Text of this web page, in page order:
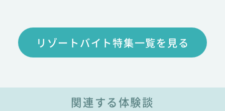
リゾートバイト特集一覧を見る
関連する体験談